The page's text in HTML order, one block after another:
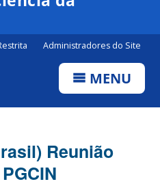
Administradores do Site
MENU
Reunião